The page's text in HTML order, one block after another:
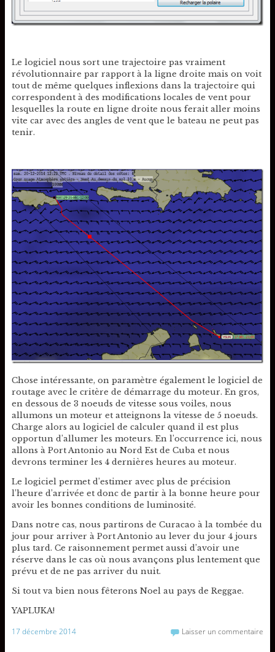
Le logiciel nous sort une trajectoire pas vraiment
révolutionnaire par rapport à la ligne droite mais on voit
tout de même quelques inflexions dans la trajectoire qui
correspondent à des modifications locales de vent pour
lesquelles la route en ligne droite nous ferait aller moins
vite car avec des angles de vent que le bateau ne peut pas
tenir.
Chose intéressante, on paramètre également le logiciel de
routage avec le critère de démarrage du moteur. En gros,
en dessous de 3 noeuds de vitesse sous voiles, nous
allumons un moteur et atteignons la vitesse de 5 noeuds.
Charge alors au logiciel de calculer quand il est plus
opportun d’allumer les moteurs. En l’occurrence ici, nous
allons à Port Antonio au Nord Est de Cuba et nous
devrons terminer les 4 dernières heures au moteur.
Le logiciel permet d’estimer avec plus de précision
l’heure d’arrivée et donc de partir à la bonne heure pour
avoir les bonnes conditions de luminosité.
Dans notre cas, nous partirons de Curacao à la tombée du
jour pour arriver à Port Antonio au lever du jour 4 jours
plus tard. Ce raisonnement permet aussi d’avoir une
réserve dans le cas où nous avançons plus lentement que
prévu et de ne pas arriver du nuit.
Si tout va bien nous fêterons Noel au pays de Reggae.
YAPLUKA!
17 décembre 2014
Laisser un commentaire